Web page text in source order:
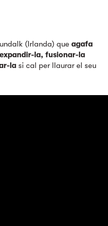
(Irlanda) que agafa
la, fusionar-la
la si cal per llaurar el seu